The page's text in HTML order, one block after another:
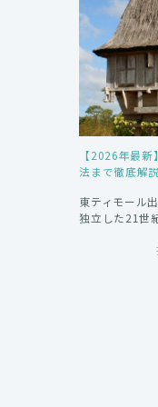
【2026年最
法まで徹底解説
東ティモール
独立した21世